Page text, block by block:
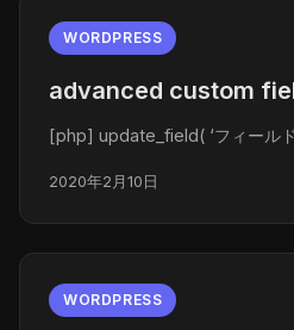
WORDPRESS
advanced custom
[php] update_field( ‘フィール
2020年2月10日
WORDPRESS